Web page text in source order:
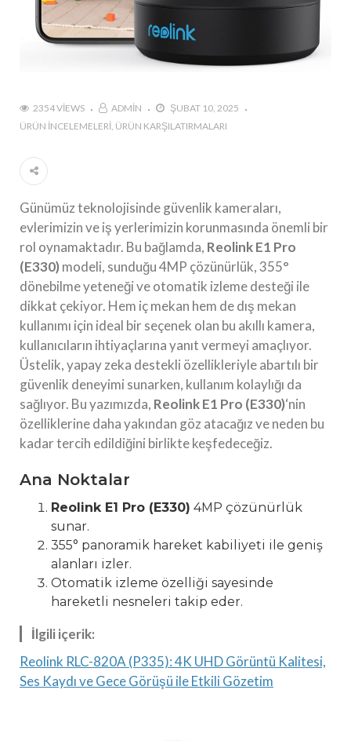
2354 VIEWS ADMIN
ŞUBAT 10, 2025
ÜRÜN İNCELEMELERI ÜRÜN KARŞILATIRMALARI
Günümüz teknolojisinde güvenlik kameraları,
evlerimizin ve iş yerlerimizin korunmasında önemli bir
rol oynamaktadır. Bu bağlamda, Reolink E1 Pro
(E330) modeli, sunduğu 4MP çözünürlük, 355°
dönebilme yeteneği ve otomatik izleme desteği ile
dikkat çekiyor. Hem iç mekan hem de dış mekan
kullanımı için ideal bir seçenek olan bu akıllı kamera,
kullanıcıların ihtiyaçlarına yanıt vermeyi amaçlıyor.
Üstelik, yapay zeka destekli özellikleriyle abartılı bir
güvenlik deneyimi sunarken, kullanım kolaylığı da
sağlıyor. Bu yazımızda, Reolink E1 Pro (E330)‘nin
özelliklerine daha yakından göz atacağız ve neden bu
kadar tercih edildiğini birlikte keşfedeceğiz.
Ana Noktalar
Reolink E1 Pro (E330) 4MP çözünürlük
sunar.
355° panoramik hareket kabiliyeti ile geniş
alanları izler.
Otomatik izleme özelliği sayesinde
hareketli nesneleri takip eder.
İlgili içerik:
Reolink RLC-820A (P335): 4K UHD Görüntü Kalitesi,
Ses Kaydı ve Gece Görüşü ile Etkili Gözetim